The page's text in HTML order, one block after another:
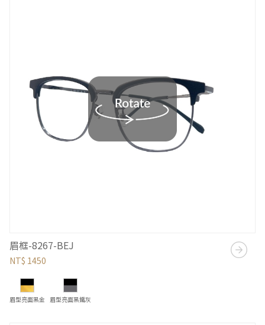
眉框-8267-BEJ
NT$ 1450
眉型亮面黑金 眉型亮面黑鐵灰